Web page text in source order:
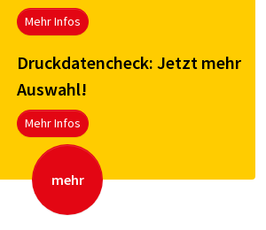
Mehr Infos
Druck­da­ten­check: Jetzt mehr
Aus­wahl!
Mehr Infos
mehr